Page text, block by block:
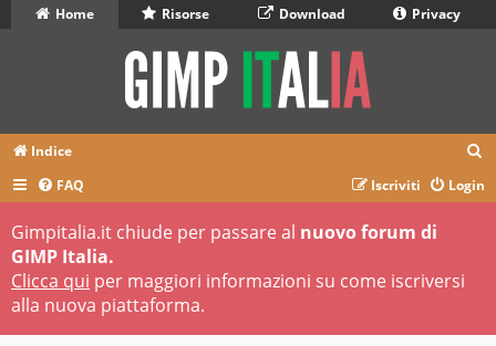
Home Risorse Download Privacy
Indice
r
FAQ Login
Iscriviti
Gimpitalia.it chiude per passare al nuovo forum di
GIMP Italia.
Clicca qui per maggiori informazioni su come iscriversi
alla nuova piattaforma.